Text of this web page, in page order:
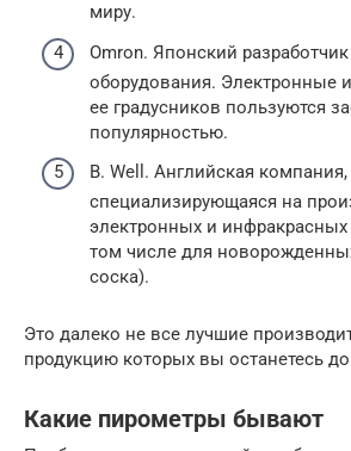
миру.
Omron. Японский
оборудования. Электронные
ее градусников пользуются
популярностью.
B. Well. Английская компания,
специализирующаяся на
электронных и инфракрасных
том числе для
соска).
Это далеко не все лучшие
продукцию которых вы останетесь
Какие пирометры бывают